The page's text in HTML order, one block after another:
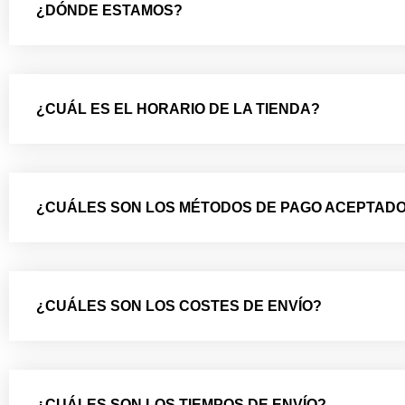
¿DÓNDE ESTAMOS?
¿CUÁL ES EL HORARIO DE LA TIENDA?
¿CUÁLES SON LOS MÉTODOS DE PAGO
¿CUÁLES SON LOS COSTES DE ENVÍO?